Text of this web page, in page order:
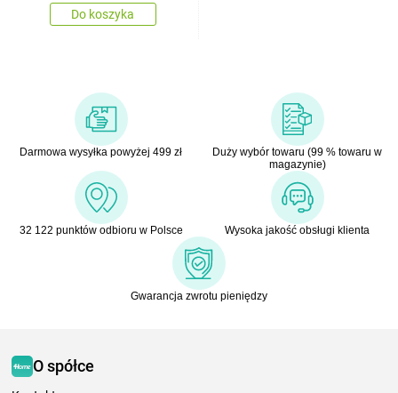
Do koszyka
Darmowa wysyłka powyżej 499 zł
Duży wybór towaru (99 % towaru w
magazynie)
32 122 punktów odbioru w Polsce Wysoka jakość obsługi klienta
Gwarancja zwrotu pieniędzy
O spółce